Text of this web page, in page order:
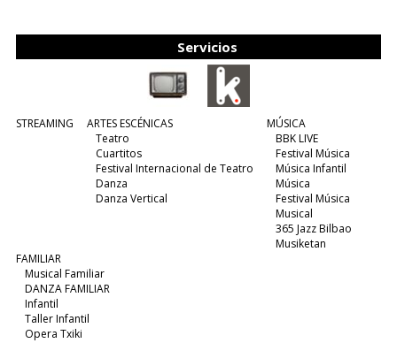
Servicios
STREAMING
ARTES ESCÉNICAS
Teatro
Cuartitos
Festival Internacional de Teatro
Danza
Danza Vertical
MÚSICA
BBK LIVE
Festival Música
Música Infantil
Música
Festival Música
Musical
365 Jazz Bilbao
Musiketan
FAMILIAR
Musical Familiar
DANZA FAMILIAR
Infantil
Taller Infantil
Opera Txiki